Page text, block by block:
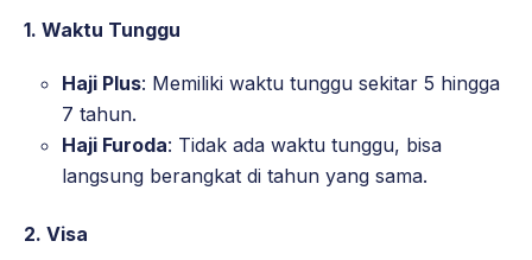
1. Waktu Tunggu
Haji Plus: Memiliki waktu tunggu sekitar 5 hingga
7 tahun.
Haji Furoda: Tidak ada waktu tunggu, bisa
langsung berangkat di tahun yang sama.
2. Visa